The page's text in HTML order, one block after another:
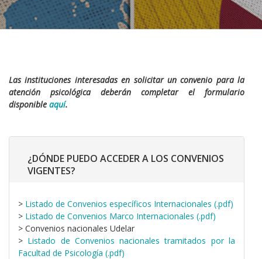
Las instituciones interesadas en solicitar un convenio para la
atención psicológica deberán completar el formulario
disponible aquí.
¿DÓNDE PUEDO ACCEDER A LOS CONVENIOS
VIGENTES?
> Listado de Convenios específicos Internacionales (.pdf)
> Listado de Convenios Marco Internacionales (.pdf)
> Convenios nacionales Udelar
> Listado de Convenios nacionales tramitados por la
Facultad de Psicología (.pdf)